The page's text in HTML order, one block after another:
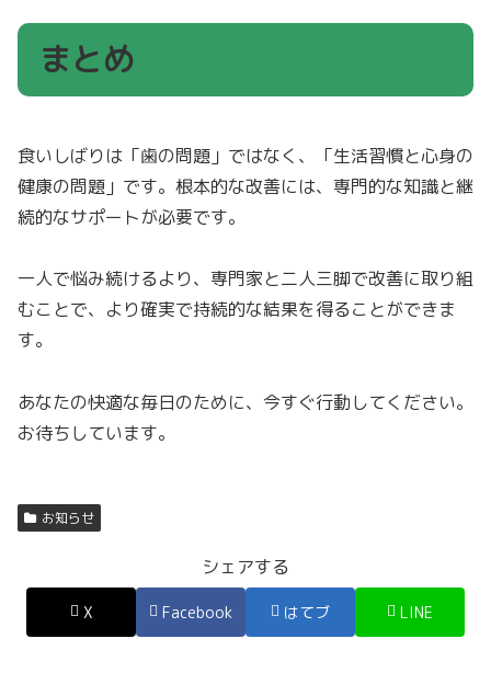
まとめ
食いしばりは「歯の問題」ではなく、「生活習慣と心身の
健康の問題」です。根本的な改善には、専門的な知識と継
続的なサポートが必要です。
一人で悩み続けるより、専門家と二人三脚で改善に取り組
むことで、より確実で持続的な結果を得ることができま
す。
あなたの快適な毎日のために、今すぐ行動してください。
お待ちしています。
お知らせ
シェアする
X Facebook はてブ LINE